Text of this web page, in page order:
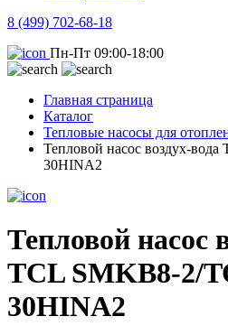
8 (499) 702-68-18
Пн-Пт 09:00-18:00
Главная страница
Каталог
Тепловые насосы для
Тепловой насос воздух-
30HINA2
Тепловой насос
TCL SMKB8-2/
30HINA2